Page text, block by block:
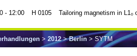
- 12:00 H 0105 Tailoring magnetism in L1₀
> 2012>Berlin > SYTM